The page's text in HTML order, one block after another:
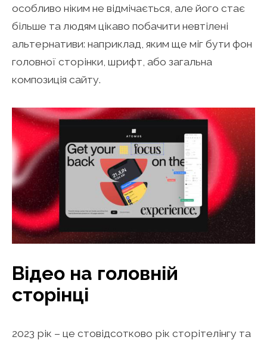
особливо ніким не відмічається, але його стає
більше та людям цікаво побачити невтілені
альтернативи: наприклад, яким ще міг бути фон
головної сторінки, шрифт, або загальна
композиція сайту.
Відео на головній
сторінці
2023 рік – це стовідсотково рік сторітелінгу та